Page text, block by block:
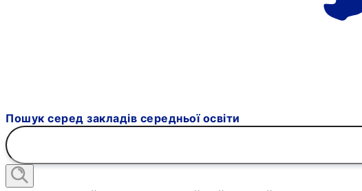
Пошук серед закладів середньої освіти